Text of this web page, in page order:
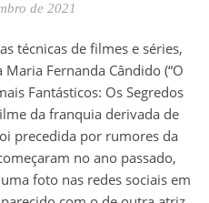
de 2021
Fernanda Cândido (“O
Fantásticos: Os Segredos
da franquia derivada de
precedida por rumores da
no ano passado,
foto nas redes sociais em